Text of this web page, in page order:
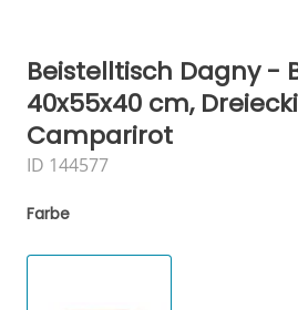
Beistelltisch Dagny -
40x55x40 cm,
Camparirot
ID 144577
Farbe